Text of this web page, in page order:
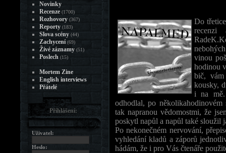
Do
recenzi
vinou
hodinou
bič,
kousky,
i na mě.
odhodlal, po
tak napranou vědomostmi, že
poskytl napůl a napůl také sloužil
Po nekonečném nervování,
vyhledání kladů a záporů
hádám, že i pro Vás čtenáře
Novinky
Recenze (1700)
Rozhovory (367)
Reporty (183)
Slova scény (44)
Zachycení (69)
Živé záznamy (51)
Poslech (15)
Mortem Zine
English interviews
Přátelé
Přihlášení:
Uživatel:
Heslo: